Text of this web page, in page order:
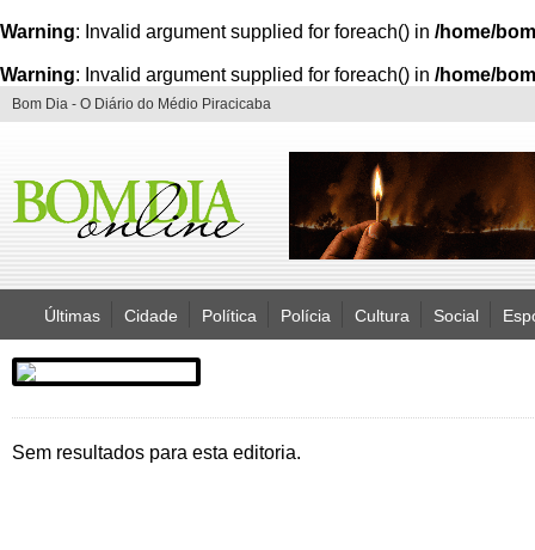
Warning: Invalid argument supplied for foreach() in /home/
Warning: Invalid argument supplied for foreach() in /home/
Bom Dia - O Diário do Médio Piracicaba
Últimas Cidade Política Polícia Cultura Social
Sem resultados para esta editoria.